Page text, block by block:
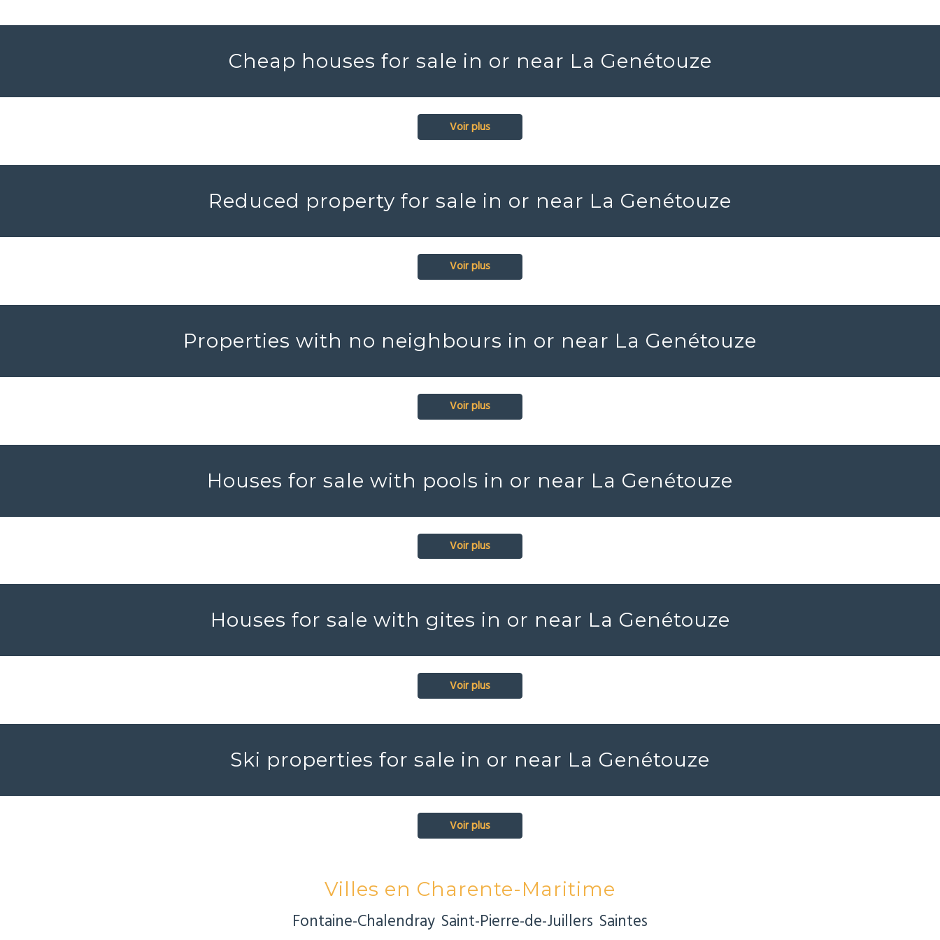
Cheap houses for sale in or near La Genétouze
Voir plus
Reduced property for sale in or near La Genétouze
Voir plus
Properties with no neighbours in or near La Genétouze
Voir plus
Houses for sale with pools in or near La Genétouze
Voir plus
Houses for sale with gites in or near La Genétouze
Voir plus
Ski properties for sale in or near La Genétouze
Voir plus
Villes en Charente-Maritime
Fontaine-Chalendray Saint-Pierre-de-Juillers Saintes